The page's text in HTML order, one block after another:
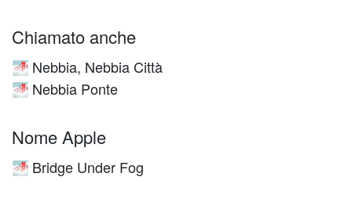
Chiamato anche
🌁 Nebbia, Nebbia Città
🌁 Nebbia Ponte
Nome Apple
🌁 Bridge Under Fog